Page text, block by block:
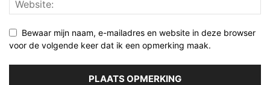
Bewaar mijn naam, e-mailadres en website in deze browser
voor de volgende keer dat ik een opmerking maak.